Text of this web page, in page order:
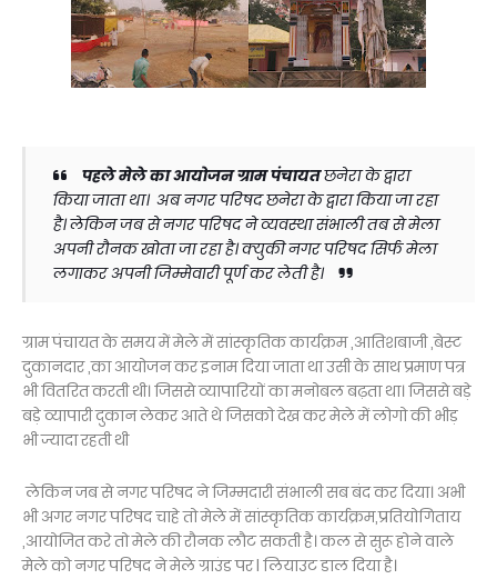
पहले मेले का आयोजन ग्राम पंचायतछनेरा के द्वारा
किया जाता था। अब नगर परिषद छनेरा के द्वारा किया जा रहा
है। लेकिन जब से नगर परिषद ने व्यवस्था संभाली तब से मेला
अपनी रौनक खोता जा रहा है। क्युकी नगर परिषद सिर्फ मेला
लगाकर अपनी जिम्मेवारी पूर्ण कर लेती है।
ग्राम पंचायत के समय में मेले में सांस्कृतिक कार्यक्रम ,आतिशबाजी ,बेस्ट
दुकानदार ,का आयोजन कर इनाम दिया जाता था उसी के साथ प्रमाण पत्र
भी वितरित करती थी। जिससे व्यापारियों का मनोबल बढ़ता था। जिससे बड़े
बड़े व्यापारी दुकान लेकर आते थे जिसको देख कर मेले में लोगो की भीड़
भी ज्यादा रहती थी
लेकिन जब से नगर परिषद ने जिम्मदारी संभाली सब बंद कर दिया। अभी
भी अगर नगर परिषद चाहे तो मेले में सांस्कृतिक कार्यक्रम,प्रतियोगिताय
,आयोजित करे तो मेले की रौनक लौट सकती है। कल से सुरू होने वाले
मेले को नगर परिषद ने मेले ग्राउंड पर l लियाउट डाल दिया है।